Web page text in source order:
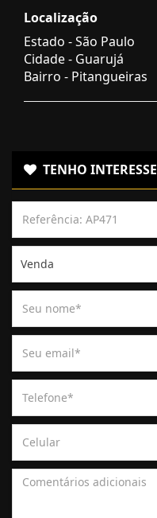
Localização
Estado -São Paulo
Cidade - Guarujá
Bairro - Pitangueiras
TENHO INTERESSE
Venda